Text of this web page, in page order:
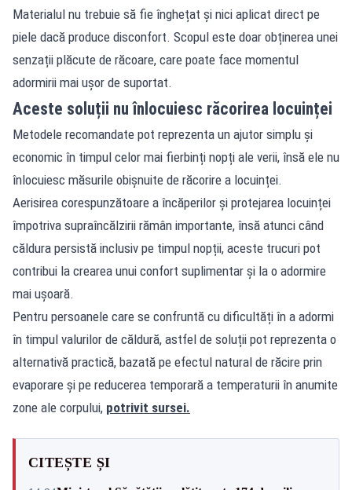
Materialul nu trebuie să fie înghețat și nici aplicat direct pe
piele dacă produce disconfort. Scopul este doar obținerea unei
senzații plăcute de răcoare, care poate face momentul
adormirii mai ușor de suportat.
Aceste soluții nu înlocuiesc răcorirea locuinței
Metodele recomandate pot reprezenta un ajutor simplu și
economic în timpul celor mai fierbinți nopți ale verii, însă ele nu
înlocuiesc măsurile obișnuite de răcorire a locuinței.
Aerisirea corespunzătoare a încăperilor și protejarea locuinței
împotriva supraîncălzirii rămân importante, însă atunci când
căldura persistă inclusiv pe timpul nopții, aceste trucuri pot
contribui la crearea unui confort suplimentar și la o adormire
mai ușoară.
Pentru persoanele care se confruntă cu dificultăți în a adormi
în timpul valurilor de căldură, astfel de soluții pot reprezenta o
alternativă practică, bazată pe efectul natural de răcire prin
evaporare și pe reducerea temporară a temperaturii în anumite
zone ale corpului, potrivit sursei.
CITEȘTE ȘI